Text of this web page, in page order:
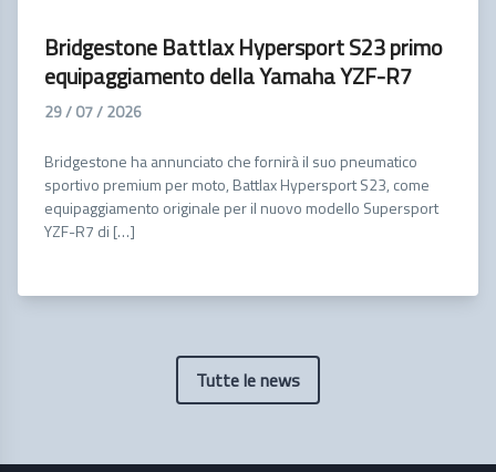
Bridgestone Battlax Hypersport S23 primo
equipaggiamento della Yamaha YZF-R7
29 / 07 / 2026
Bridgestone ha annunciato che fornirà il suo pneumatico
sportivo premium per moto, Battlax Hypersport S23, come
equipaggiamento originale per il nuovo modello Supersport
YZF-R7 di […]
Tutte le news